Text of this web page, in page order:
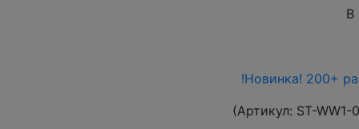
В
!Новинка! 200+
(Артикул: ST-